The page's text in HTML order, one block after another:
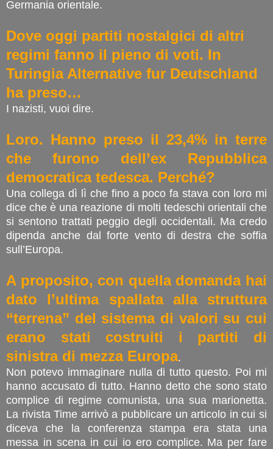
Germania orientale.
Dove oggi partiti nostalgici di altri
regimi fanno il pieno di voti. In
Turingia Alternative fur Deutschland
ha preso…
I nazisti, vuoi dire.
Loro. Hanno preso il 23,4% in terre
che furono dell’ex Repubblica
democratica tedesca. Perché?
Una collega dì lì che fino a poco fa stava con loro mi
dice che è una reazione di molti tedeschi orientali che
si sentono trattati peggio degli occidentali. Ma credo
dipenda anche dal forte vento di destra che soffia
sull’Europa.
A proposito, con quella domanda hai
dato l’ultima spallata alla struttura
“terrena” del sistema di valori su cui
erano stati costruiti i partiti di
sinistra di mezza Europa.
Non potevo immaginare nulla di tutto questo. Poi mi
hanno accusato di tutto. Hanno detto che sono stato
complice di regime comunista, una sua marionetta.
La rivista Time arrivò a pubblicare un articolo in cui si
diceva che la conferenza stampa era stata una
messa in scena in cui io ero complice. Ma per fare